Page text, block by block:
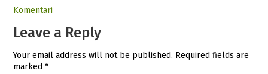
Komentari
Leave a Reply
Your email address will not be published. Required fields are
marked*